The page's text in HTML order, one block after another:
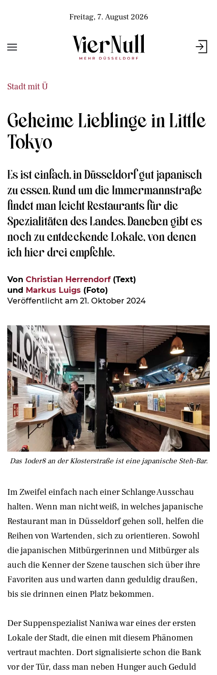
Freitag, 7. August 2026
Stadt mit Ü
Geheime Lieblinge in Little
Tokyo
Es ist einfach, in Düsseldorf gut japanisch
zu essen. Rund um die Immermannstraße
findet man leicht Restaurants für die
Spezialitäten des Landes. Daneben gibt es
noch zu entdeckende Lokale, von denen
ich hier drei empfehle.
Von Christian Herrendorf(Text)
und Markus Luigs (Foto)
Veröffentlicht am 21. Oktober 2024
Das 1oder8 an der Klosterstraße ist eine japanische Steh-Bar.
Im Zweifel einfach nach einer Schlange Ausschau
halten. Wenn man nicht weiß, in welches japanische
Restaurant man in Düsseldorf gehen soll, helfen die
Reihen von Wartenden, sich zu orientieren. Sowohl
die japanischen Mitbürgerinnen und Mitbürger als
auch die Kenner der Szene tauschen sich über ihre
Favoriten aus und warten dann geduldig draußen,
bis sie drinnen einen Platz bekommen.
Der Suppenspezialist Naniwa war eines der ersten
Lokale der Stadt, die einen mit diesem Phänomen
vertraut machten. Dort signalisierte schon die Bank
vor der Tür, dass man neben Hunger auch Geduld